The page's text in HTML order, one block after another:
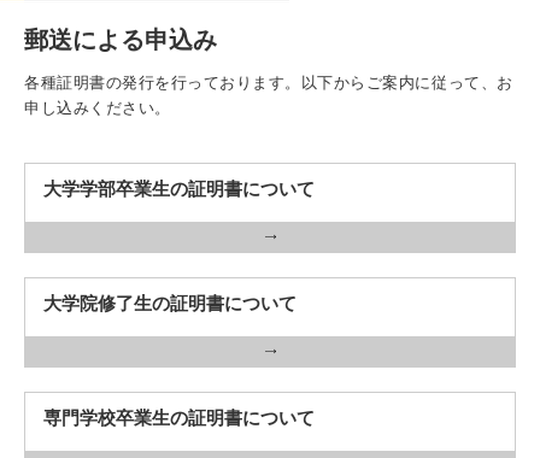
郵送による申込み
各種証明書の発行を行っております。以下からご案内に従って、お
申し込みください。
大学学部卒業生の証明書について
大学院修了生の証明書について
専門学校卒業生の証明書について